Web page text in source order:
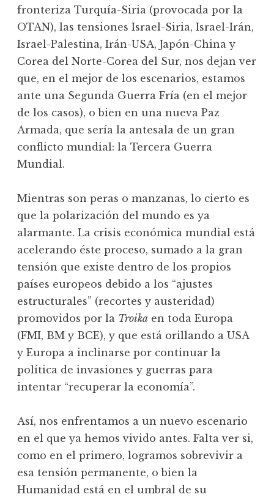
fronteriza Turquía-Siria (provocada por la
OTAN), las tensiones Israel-Siria, Israel-Irán,
Israel-Palestina, Irán-USA, Japón-China y
Corea del Norte-Corea del Sur, nos dejan ver
que, en el mejor de los escenarios, estamos
ante una Segunda Guerra Fría (en el mejor
de los casos), o bien en una nueva Paz
Armada, que sería la antesala de un gran
conflicto mundial: la Tercera Guerra
Mundial.
Mientras son peras o manzanas, lo cierto es
que la polarización del mundo es ya
alarmante. La crisis económica mundial está
acelerando éste proceso, sumado a la gran
tensión que existe dentro de los propios
países europeos debido a los “ajustes
estructurales” (recortes y austeridad)
promovidos por la Troika en toda Europa
(FMI, BM y BCE), y que está orillando a USA
y Europa a inclinarse por continuar la
política de invasiones y guerras para
intentar “recuperar la economía”.
Así, nos enfrentamos a un nuevo escenario
en el que ya hemos vivido antes. Falta ver si,
como en el primero, logramos sobrevivir a
esa tensión permanente, o bien la
Humanidad está en el umbral de su